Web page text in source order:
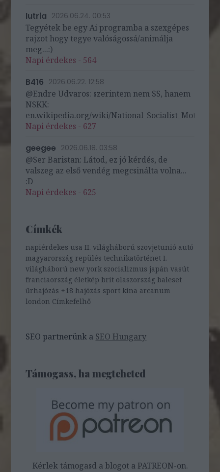
lutria 2026.06.24. 00:53
Tegyétek be egy Ai programba a szexgépes
rajzot hogy tegye valóságossá/animálja
meg...:)
Napi érdekes - 564
B416 2026.06.22. 12:58
@Endre Udvaros: szerintem nem SS, hanem
NSKK:
en.wikipedia.org/wiki/
Napi érdekes - 627
geegee 2026.06.18. 03:58
@Ser Baristan: Látod, ez jó kérdés, de
valszeg az első vendég megcsinálta volna...
:D
Napi érdekes - 625
Címkék
napiérdekes usa II. világháború szovjetunió autó
magyarország repülés technikatörténet I.
világháború new york szocializmus japán vasút
franciaország életkép brit olaszország baleset
űrhajózás +18 hajózás sport kína arcanum
london Címkefelhő
SEO partnerünk a SEO Hungary
Támogass, ha megteheted
Kérlek támogasd a blogot a PATREON-on.